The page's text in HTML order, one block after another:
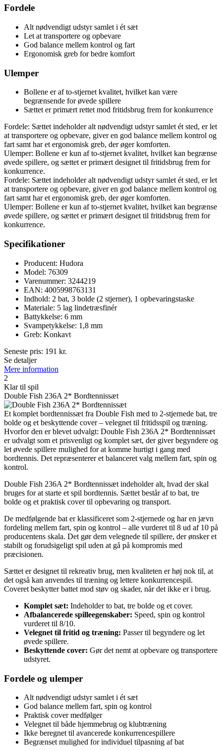
Fordele
Alt nødvendigt udstyr samlet i ét sæt
Let at transportere og opbevare
God balance mellem kontrol og fart
Ergonomisk greb for bedre komfort
Ulemper
Bollene er af to-stjernet kvalitet, hvilket kan være
begrænsende for øvede spillere
Sættet er primært rettet mod fritidsbrug frem for konkurrence
Fordele: Sættet indeholder alt nødvendigt udstyr samlet ét sted, er let
at transportere og opbevare, giver en god balance mellem kontrol og
fart samt har et ergonomisk greb, der øger komforten.
Ulemper: Bollene er kun af to-stjernet kvalitet, hvilket kan begrænse
øvede spillere, og sættet er primært designet til fritidsbrug frem for
konkurrence.
Fordele: Sættet indeholder alt nødvendigt udstyr samlet ét sted, er let
at transportere og opbevare, giver en god balance mellem kontrol og
fart samt har et ergonomisk greb, der øger komforten.
Ulemper: Bollene er kun af to-stjernet kvalitet, hvilket kan begrænse
øvede spillere, og sættet er primært designet til fritidsbrug frem for
konkurrence.
Specifikationer
Producent: Hudora
Model: 76309
Varenummer: 3244219
EAN: 4005998763131
Indhold: 2 bat, 3 bolde (2 stjerner), 1 opbevaringstaske
Materiale: 5 lag lindetræsfinér
Battykkelse: 6 mm
Svampetykkelse: 1,8 mm
Greb: Konkavt
Seneste pris: 191 kr.
Se detaljer
Mere information
2
Klar til spil
Double Fish 236A 2* Bordtennissæt
Et komplet bordtennissæt fra Double Fish med to 2-stjernede bat, tre
bolde og et beskyttende cover – velegnet til fritidsspil og træning.
Hvorfor den er blevet udvalgt: Double Fish 236A 2* Bordtennissæt
er udvalgt som et prisvenligt og komplet sæt, der giver begyndere og
let øvede spillere mulighed for at komme hurtigt i gang med
bordtennis. Det repræsenterer et balanceret valg mellem fart, spin og
kontrol.
Double Fish 236A 2* Bordtennissæt indeholder alt, hvad der skal
bruges for at starte et spil bordtennis. Sættet består af to bat, tre
bolde og et praktisk cover til opbevaring og transport.
De medfølgende bat er klassificeret som 2-stjernede og har en jævn
fordeling mellem fart, spin og kontrol – alle vurderet til 8 ud af 10 på
producentens skala. Det gør dem velegnede til spillere, der ønsker et
stabilt og forudsigeligt spil uden at gå på kompromis med
præcisionen.
Sættet er designet til rekreativ brug, men kvaliteten er høj nok til, at
det også kan anvendes til træning og lettere konkurrencespil.
Coveret beskytter battet mod støv og skader, når det ikke er i brug.
Komplet sæt: Indeholder to bat, tre bolde og et cover.
Afbalancerede spilleegenskaber: Speed, spin og kontrol
vurderet til 8/10.
Velegnet til fritid og træning: Passer til begyndere og let
øvede spillere.
Beskyttende cover: Gør det nemt at opbevare og transportere
udstyret.
Fordele og ulemper
Alt nødvendigt udstyr samlet i ét sæt
God balance mellem fart, spin og kontrol
Praktisk cover medfølger
Velegnet til både hjemmebrug og klubtræning
Ikke beregnet til avancerede konkurrencespillere
Begrænset mulighed for individuel tilpasning af bat